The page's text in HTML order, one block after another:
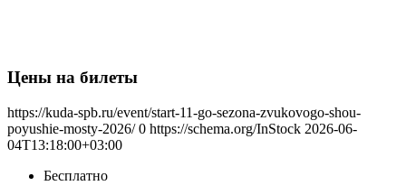
Цены на билеты
https://kuda-spb.ru/event/start-11-go-sezona-zvukovogo-shou-
poyushie-mosty-2026/ 0 https://schema.org/InStock 2026-06-
04T13:18:00+03:00
Бесплатно